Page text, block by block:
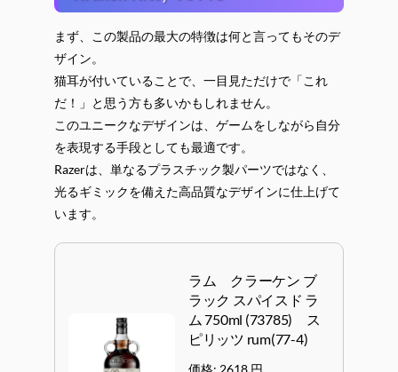
まず、この製品の最大の特徴は何と言ってもそのデ
ザイン。
猫耳が付いていることで、一目見ただけで「これ
だ！」と思う方も多いかもしれません。
このユニークなデザインは、ゲームをしながら自分
を表現する手段としても最適です。
Razerは、単なるプラスチック製パーツではなく、
光るギミックを備えた高品質なデザインに仕上げて
います。
ラム クラーケン ブ
ラック スパイスド ラ
ム 750ml (73785) ス
ピリッツ rum(77-4)